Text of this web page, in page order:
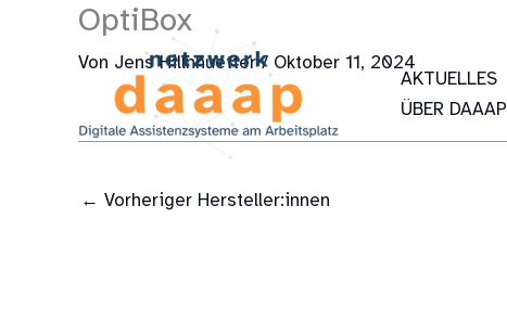
AKTUELLES
ÜBER DAAAP
OptiBox
Von Jens Hillnhuetter/ Oktober 11, 2024
← Vorheriger Hersteller:innen